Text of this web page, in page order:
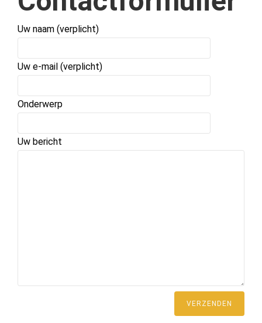
Uw naam (verplicht)
Uw e-mail (verplicht)
Onderwerp
Uw bericht